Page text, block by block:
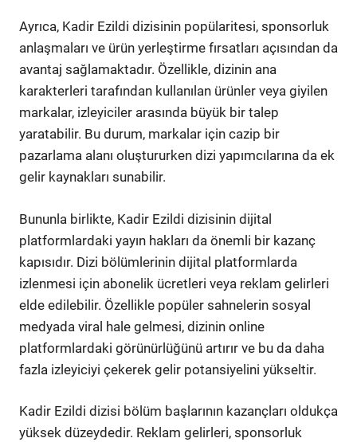
Ayrıca, Kadir Ezildi dizisinin popülaritesi, sponsorluk
anlaşmaları ve ürün yerleştirme fırsatları açısından da
avantaj sağlamaktadır. Özellikle, dizinin ana
karakterleri tarafından kullanılan ürünler veya giyilen
markalar, izleyiciler arasında büyük bir talep
yaratabilir. Bu durum, markalar için cazip bir
pazarlama alanı oluştururken dizi yapımcılarına da ek
gelir kaynakları sunabilir.
Bununla birlikte, Kadir Ezildi dizisinin dijital
platformlardaki yayın hakları da önemli bir kazanç
kapısıdır. Dizi bölümlerinin dijital platformlarda
izlenmesi için abonelik ücretleri veya reklam gelirleri
elde edilebilir. Özellikle popüler sahnelerin sosyal
medyada viral hale gelmesi, dizinin online
platformlardaki görünürlüğünü artırır ve bu da daha
fazla izleyiciyi çekerek gelir potansiyelini yükseltir.
Kadir Ezildi dizisi bölüm başlarının kazançları oldukça
yüksek düzeydedir. Reklam gelirleri, sponsorluk